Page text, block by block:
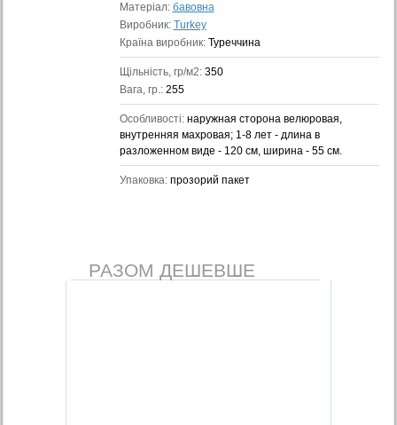
Матеріал: бавовна
Виробник: Turkey
Країна виробник: Туреччина
Щільність, гр/м2: 350
Вага, гр.: 255
Особливості: наружная сторона велюровая,
внутренняя махровая; 1-8 лет - длина в
разложенном виде - 120 см, ширина - 55 см.
Упаковка: прозорий пакет
РАЗОМ ДЕШЕВШЕ